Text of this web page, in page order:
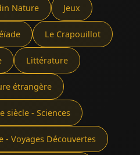
Nature Jeux
Le Crapouillot
Littérature
étrangère
siècle - Sciences
- Voyages Découvertes